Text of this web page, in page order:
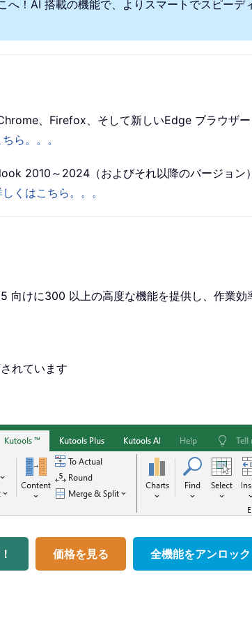
へ！AI 搭載の機能で、よりスマートでスピーデ
、Firefox、そして新しいEdge ブラウザ
ら。。。
2010～2024（およびそれ以降のバージョ
くはこちら。。。
に300 以上の高度な機能を提供し、作業効
れています
価格を見る 全機能をアンロック